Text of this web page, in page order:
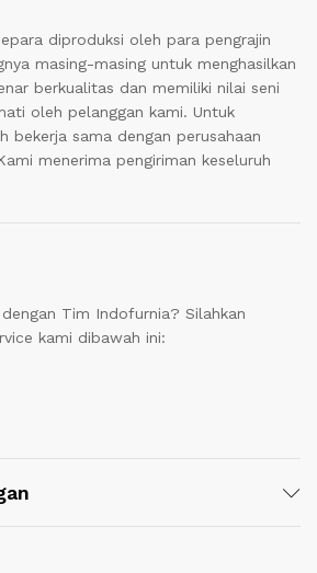
diproduksi oleh para pengrajin
masing-masing untuk menghasilkan
berkualitas dan memiliki nilai seni
oleh pelanggan kami. Untuk
bekerja sama dengan perusahaan
menerima pengiriman keseluruh
Tim Indofurnia? Silahkan
kami dibawah ini: